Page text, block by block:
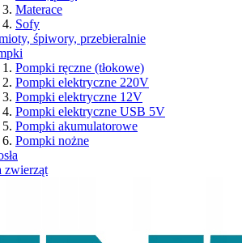
Materace
Sofy
śpiwory, przebieralnie
Pompki ręczne (tłokowe)
Pompki elektryczne 220V
Pompki elektryczne 12V
Pompki elektryczne USB 5V
Pompki akumulatorowe
Pompki nożne
zwierząt